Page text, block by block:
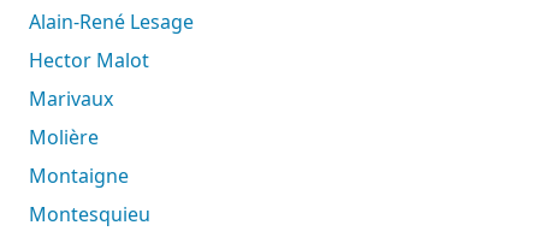
Alain-René Lesage
Hector Malot
Marivaux
Molière
Montaigne
Montesquieu